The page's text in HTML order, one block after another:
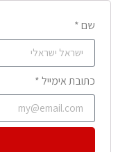
שם *
כתובת אימייל *